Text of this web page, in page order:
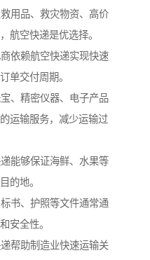
用品、救灾物资、高价
航空快递是优选择。
依赖航空快递实现快速
单交付周期。
、精密仪器、电子产品
运输服务，减少运输过
能够保证海鲜、水果等
的地。
书、护照等文件通常通
安全性。
帮助制造业快速运输关